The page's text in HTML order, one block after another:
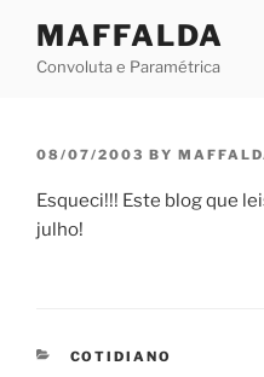
content
MAFFALDA
Convoluta e Paramétrica
POSTED
08/07/2003 BY
Esqueci!!! Este blog que
julho!
CATEGORIES
COTIDIANO